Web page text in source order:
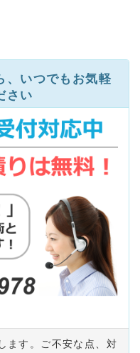
、いつでもお気軽
さい
ます。ご不安な点、対